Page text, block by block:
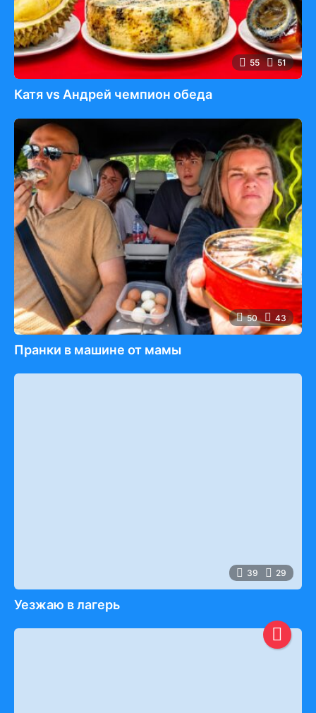
55 51
Катя vs Андрей чемпион обеда
50 43
Пранки в машине от мамы
39 29
Уезжаю в лагерь